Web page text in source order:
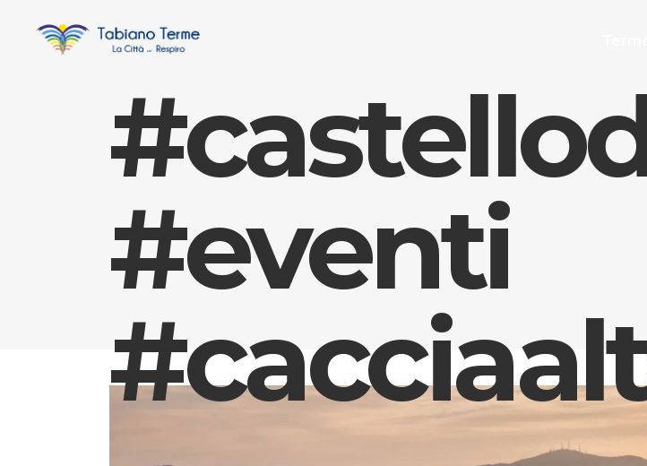
#eventi